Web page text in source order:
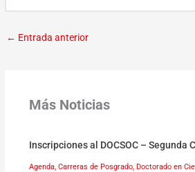
← Entrada anterior
Más Noticias
Inscripciones al DOCSOC – Segunda
Agenda, Carreras de Posgrado, Doctorado en